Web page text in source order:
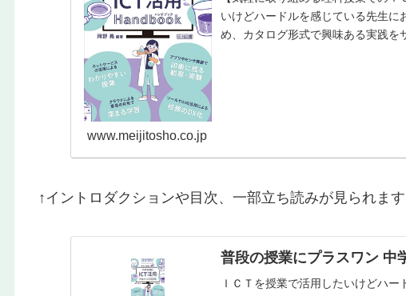
いけどハードルを感じている先生に
め、カタログ形式で興味ある実践を
www.meijitosho.co.jp
↑イントロダクションや目次、一部立ち読みが見られま
普段の授業にプラスワン
ＩＣＴを授業で活用したいけどハ